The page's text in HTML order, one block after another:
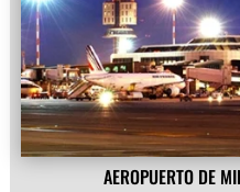
AEROPUERTO DE